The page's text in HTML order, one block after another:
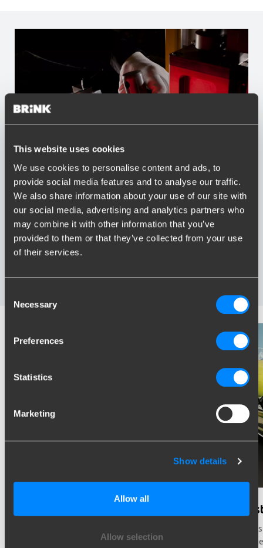
This website uses cookies
We use cookies to personalise content and ads, to
provide social media features and to analyse our traffic.
We also share information about your use of our site with
our social media, advertising and analytics partners who
may combine it with other information that you’ve
provided to them or that they’ve collected from your use
of their services.
Selection
Necessary
Preferences
Statistics
Marketing
Show details
Allow all
Allow selection
Vorteile von Brink
Größter Sortiment Anhängerkupplungen
Speziell entwickelt und getestet für Ihr Auto
Sichere und zertifizierte Anhängerkupplungen
Montage in Ihrer Nähe
starre, abnehmbare und schwenkbare
Brauchen Sie Hilfe bei der Auswahl des richtigen
Mehr